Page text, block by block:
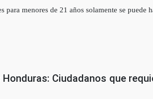
para menores de 21 años solamente se puede
Ciudadanos que